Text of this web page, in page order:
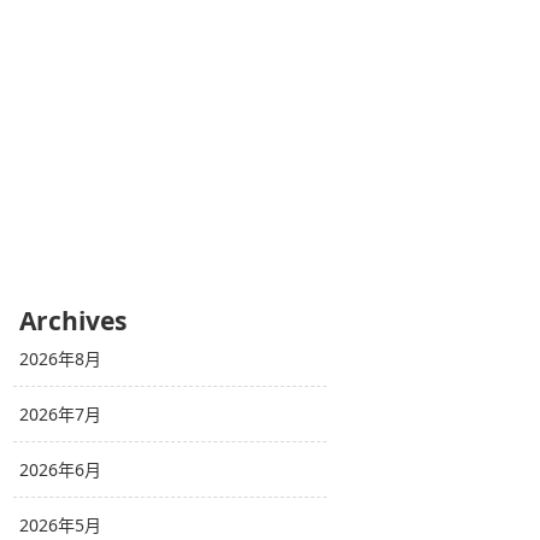
Archives
2026年8月
2026年7月
2026年6月
2026年5月